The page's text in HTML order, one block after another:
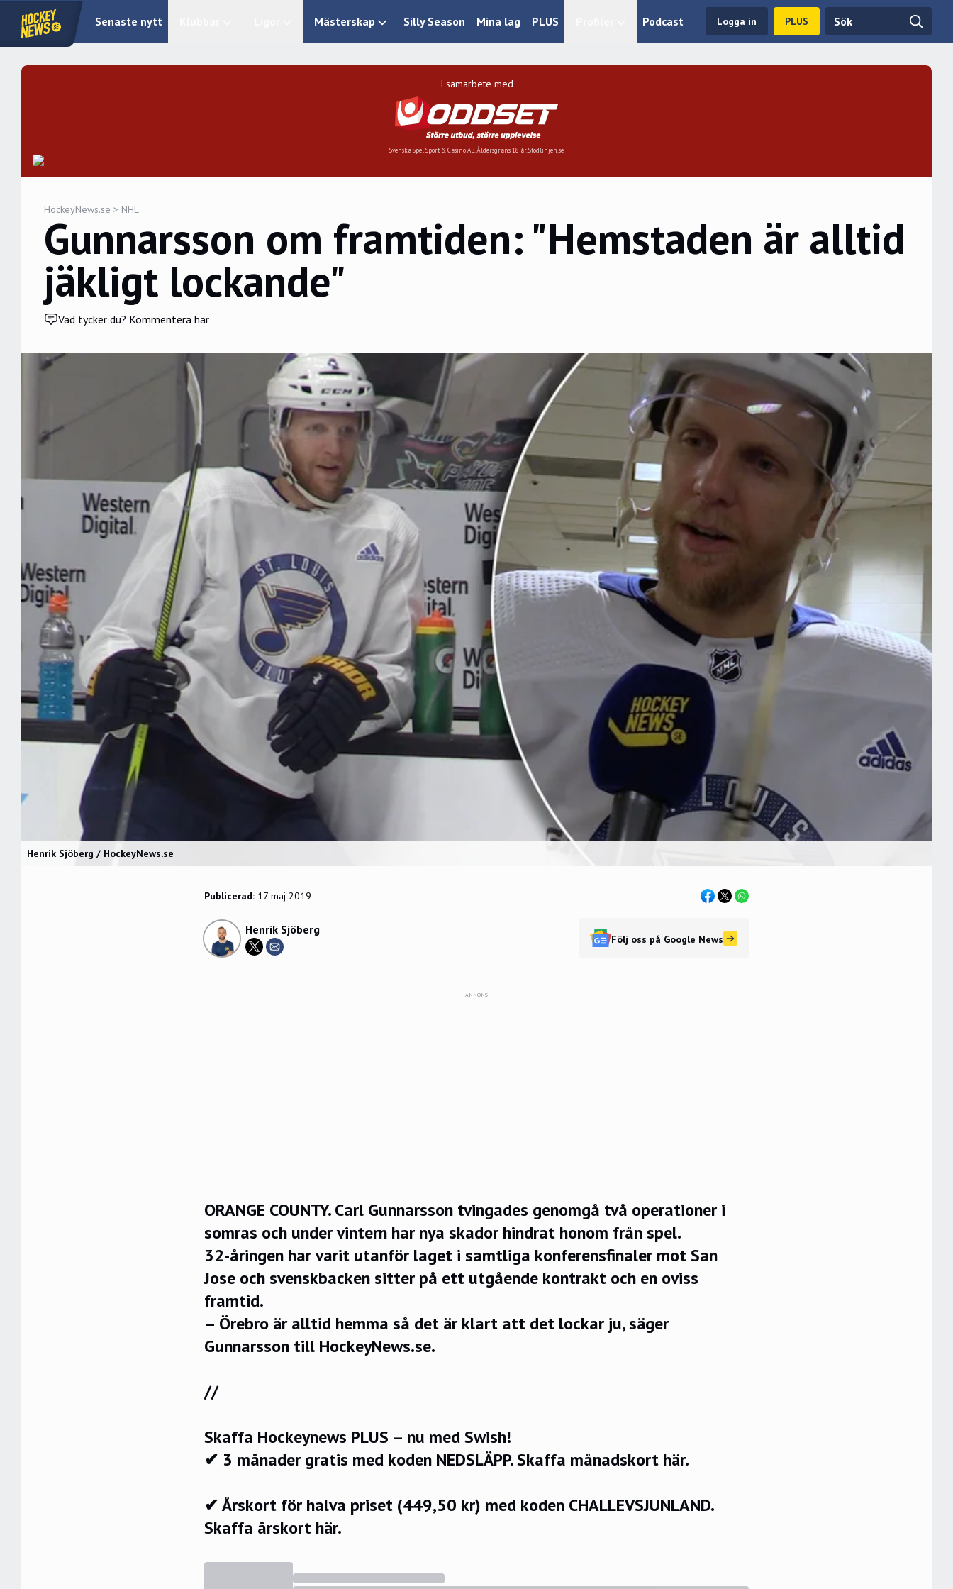
Senaste nytt Mästerskap Silly Season Mina lag PLUS Podcast Logga in PLUS
I samarbete med
Svenska Spel Sport & Casino AB. Åldersgräns 18 år. Stödlinjen.se
HockeyNews.se > NHL
Gunnarsson om framtiden: "Hemstaden är alltid
jäkligt lockande"
Vad tycker du? Kommentera här
Henrik Sjöberg / HockeyNews.se
Publicerad: 17 maj 2019
Henrik Sjöberg
Följ oss på Google News
ANNONS
ORANGE COUNTY. Carl Gunnarsson tvingades genomgå två operationer i
somras och under vintern har nya skador hindrat honom från spel.
32-åringen har varit utanför laget i samtliga konferensfinaler mot San
Jose och svenskbacken sitter på ett utgående kontrakt och en oviss
framtid.
– Örebro är alltid hemma så det är klart att det lockar ju, säger
Gunnarsson till HockeyNews.se.
//
Skaffa Hockeynews PLUS – nu med Swish!
✔ 3 månader gratis med koden NEDSLÄPP.Skaffa månadskort här.
✔ Årskort för halva priset (449,50 kr) med koden CHALLEVSJUNLAND.
Skaffa årskort här.